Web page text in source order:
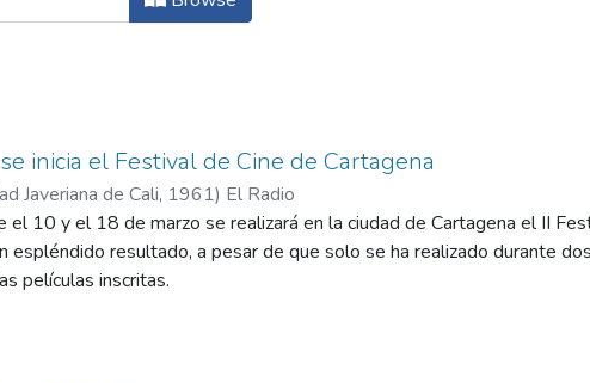
inicia el Festival de Cine de Cartagena
Javeriana de Cali, 1961) El Radio
el 10 y el 18 de marzo se realizará en la ciudad de Cartagena el II
espléndido resultado, a pesar de que solo se ha realizado durante
películas inscritas.